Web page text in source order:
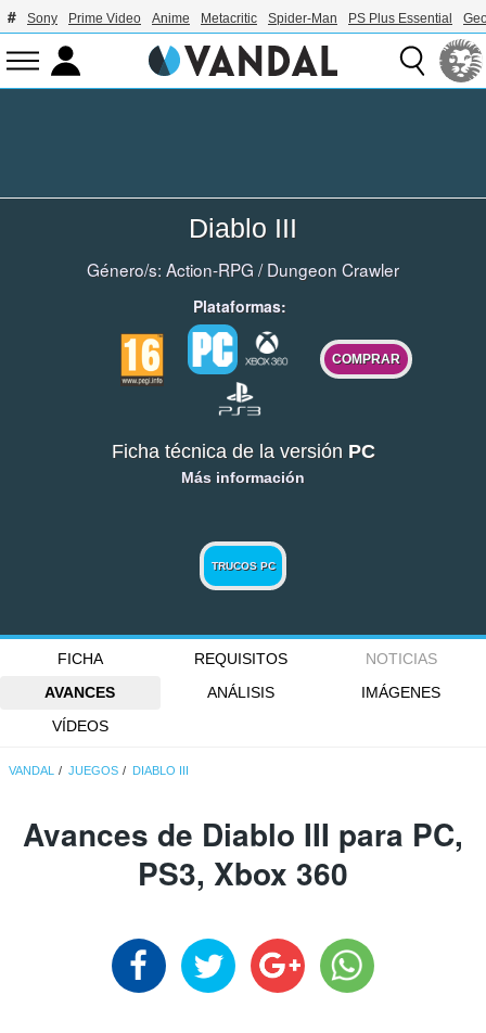
Sony Prime Video Anime Metacritic Spider-Man PS Plus Essential
Diablo III
Género/s: Action-RPG /Dungeon Crawler
Plataformas:
COMPRAR
Ficha técnica de la versión PC
Más información
TRUCOS PC
FICHA REQUISITOS
NOTICIAS
AVANCES
ANÁLISIS
IMÁGENES
VÍDEOS
VANDAL JUEGOS DIABLO III
Avances de Diablo III para PC,
PS3, Xbox 360